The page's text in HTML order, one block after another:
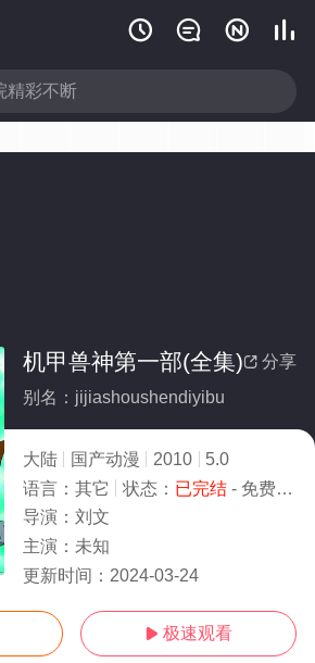
   
 分享
机甲兽神第一部(全集)
别名：jijiashoushendiyibu
大陆 国产动漫 2010
5.0
语言： 其它 状态： 已完结- 免费在线观看
导演： 刘文
主演： 未知
更新时间： 2024-03-24
 极速观看